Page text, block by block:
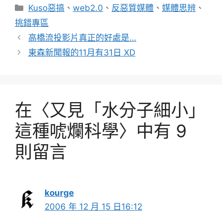
分
類
Kuso惡搞 、web2.0 、 反惡質媒體 、媒體思辨 、
挑錯專區
高橋流投影片真正的好處是…
東森新聞報的11月有31日 XD
在〈又見「水分子細小」
這種唬爛科學〉中有 9
則留言
kourge
2006 年 12 月 15 日16:12